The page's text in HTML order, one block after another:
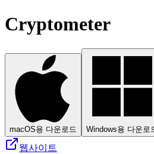
Cryptometer
macOS용 다운로드 Windows용 다운로
웹사이트